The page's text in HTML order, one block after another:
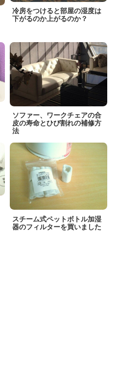
冷房をつけると部屋の湿度は
下がるのか上がるのか？
ソファー、ワークチェアの合
皮の寿命とひび割れの補修方
法
スチーム式ペットボトル加湿
器のフィルターを買いました